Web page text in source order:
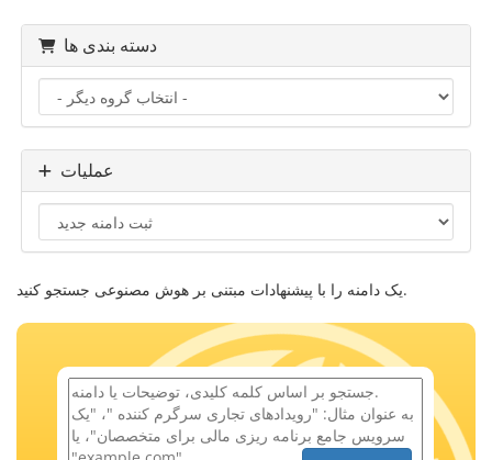
دسته بندی ها
عملیات
یک دامنه را با پیشنهادات مبتنی بر هوش مصنوعی جستجو کنید.